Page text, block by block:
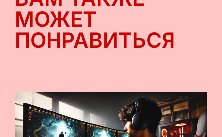
МОЖЕТ
ПОНРАВИТЬСЯ